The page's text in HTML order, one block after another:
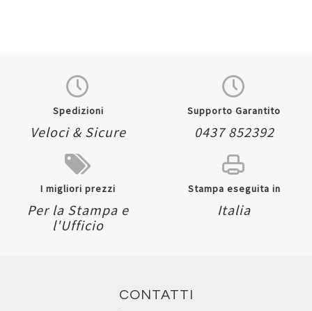
Spedizioni
Veloci & Sicure
Supporto Garantito
0437 852392
I migliori prezzi
Per la Stampa e
l'Ufficio
Stampa eseguita in
Italia
CONTATTI